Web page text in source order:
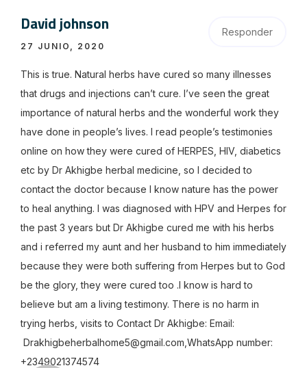
David johnson
27 JUNIO, 2020
Responder
This is true. Natural herbs have cured so many illnesses
that drugs and injections can’t cure. I’ve seen the great
importance of natural herbs and the wonderful work they
have done in people’s lives. I read people’s testimonies
online on how they were cured of HERPES, HIV, diabetics
etc by Dr Akhigbe herbal medicine, so I decided to
contact the doctor because I know nature has the power
to heal anything. I was diagnosed with HPV and Herpes for
the past 3 years but Dr Akhigbe cured me with his herbs
and i referred my aunt and her husband to him immediately
because they were both suffering from Herpes but to God
be the glory, they were cured too .I know is hard to
believe but am a living testimony. There is no harm in
trying herbs, visits to Contact Dr Akhigbe: Email:
Drakhigbeherbalhome5@gmail.com,WhatsApp number:
+2349021374574